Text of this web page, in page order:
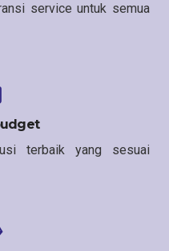
service untuk semua
terbaik yang sesuai